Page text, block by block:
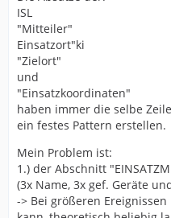
ISL
"Mitteiler"
Einsatzort"ki
"Zielort"
und
"Einsatzkoordinaten"
haben immer die selbe
ein festes Pattern erstellen.
Mein Problem ist:
1.) der Abschnitt
(3x Name, 3x gef. Geräte
-> Bei größeren